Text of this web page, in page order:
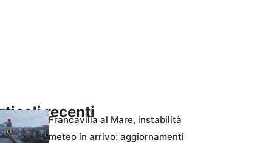
recenti
Francavilla al Mare, instabilità
meteo in arrivo: aggiornamenti